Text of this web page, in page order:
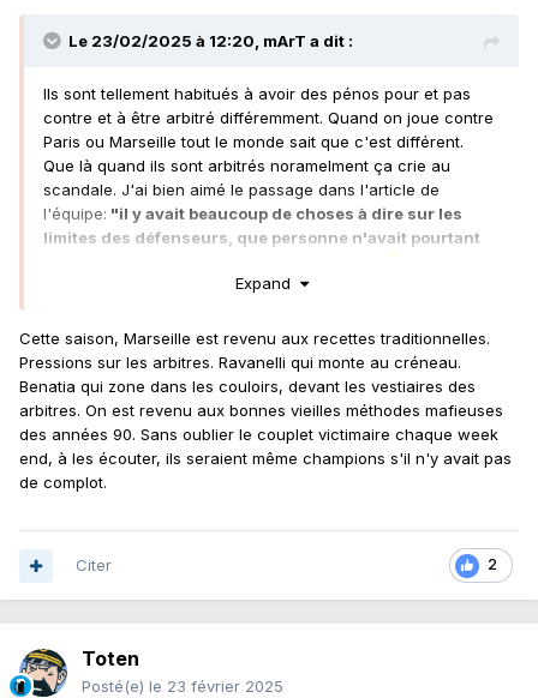
Le 23/02/2025 à 12:20, mArT a dit :
Ils sont tellement habitués à avoir des pénos pour et pas
contre et à être arbitré différemment. Quand on joue contre
Paris ou Marseille tout le monde sait que c'est différent.
Que là quand ils sont arbitrés noramelment ça crie au
scandale. J'ai bien aimé le passage dans l'article de
l'équipe: "il y avait beaucoup de choses à dire sur les
limites des défenseurs, que personne n'avait pourtant
Expand
Cette saison, Marseille est revenu aux recettes traditionnelles.
Pressions sur les arbitres. Ravanelli qui monte au créneau.
Benatia qui zone dans les couloirs, devant les vestiaires des
arbitres. On est revenu aux bonnes vieilles méthodes mafieuses
des années 90. Sans oublier le couplet victimaire chaque week
end, à les écouter, ils seraient même champions s'il n'y avait pas
de complot.
2
Citer
Toten
Posté(e) le 23 février 2025